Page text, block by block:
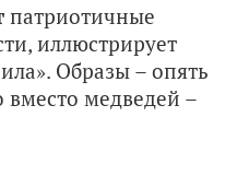
патриотичные
иллюстрирует
Образы – опять
медведей –